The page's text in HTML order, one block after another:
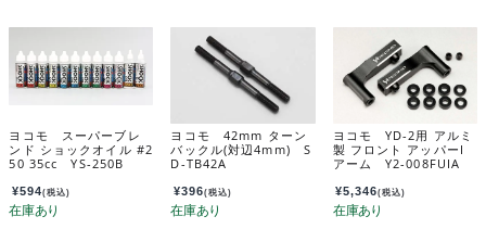
ヨコモ スーパーブレ
ンド ショックオイル #2
50 35cc YS-250B
¥594(税込)
ヨコモ 42mm ターン
バックル(対辺4mm) S
D-TB42A
¥396(税込)
ヨコモ YD-2用 アルミ
製 フロント アッパーI
アーム Y2-008FUIA
¥5,346(税込)